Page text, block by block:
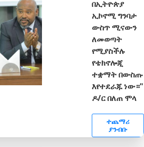
በኢትዮጵያ
ኢኮኖሚ ግንባታ
ውስጥ ሚናውን
ለመወጣት
የሚያስችሉ
የቴክኖሎጂ
ተቋማት በውስጡ
እየተደራጁ ነው።"
ዶ/ር በለጠ ሞላ
ተጨማሪ
ያንብቡ